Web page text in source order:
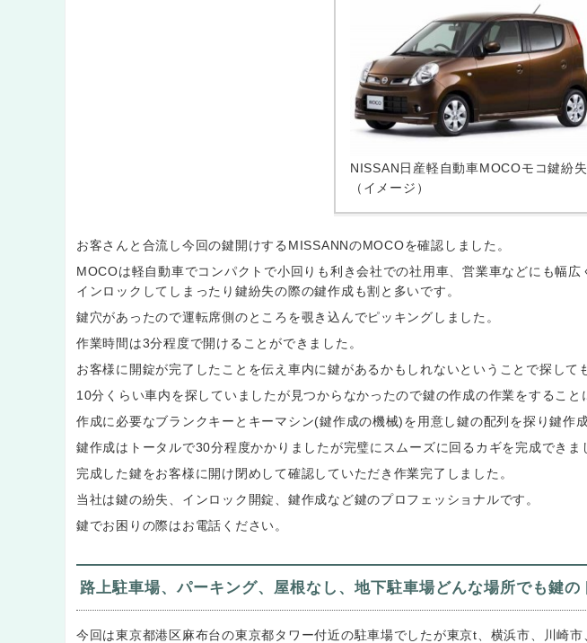
NISSAN日産軽自動車MOCOモコ鍵紛失
（イメージ）
お客さんと合流し今回の鍵開けするMISSANNのMOCOを確認しました。
MOCOは軽自動車でコンパクトで小回りも利き会社での社用車、営業車などにも幅
インロックしてしまったり鍵紛失の際の鍵作成も割と多いです。
鍵穴があったので運転席側のところを覗き込んでピッキングしました。
作業時間は3分程度で開けることができました。
お客様に開錠が完了したことを伝え車内に鍵があるかもしれないということで探して
10分くらい車内を探していましたが見つからなかったので鍵の作成の作業をすること
作成に必要なブランクキーとキーマシン(鍵作成の機械)を用意し鍵の配列を探り鍵作成
鍵作成はトータルで30分程度かかりましたが完璧にスムーズに回るカギを完成できま
完成した鍵をお客様に開け閉めして確認していただき作業完了しました。
当社は鍵の紛失、インロック開錠、鍵作成など鍵のプロフェッショナルです。
鍵でお困りの際はお電話ください。
路上駐車場、パーキング、屋根なし、地下駐車場どんな場所でも鍵の
今回は東京都港区麻布台の東京都タワー付近の駐車場でしたが東京t、横浜市、川崎